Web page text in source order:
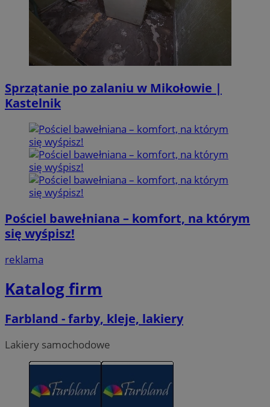
Sprzątanie po zalaniu w Mikołowie |
Kastelnik
Pościel bawełniana – komfort, na którym
się wyśpisz!
reklama
Katalog firm
Farbland - farby, kleje, lakiery
Lakiery samochodowe